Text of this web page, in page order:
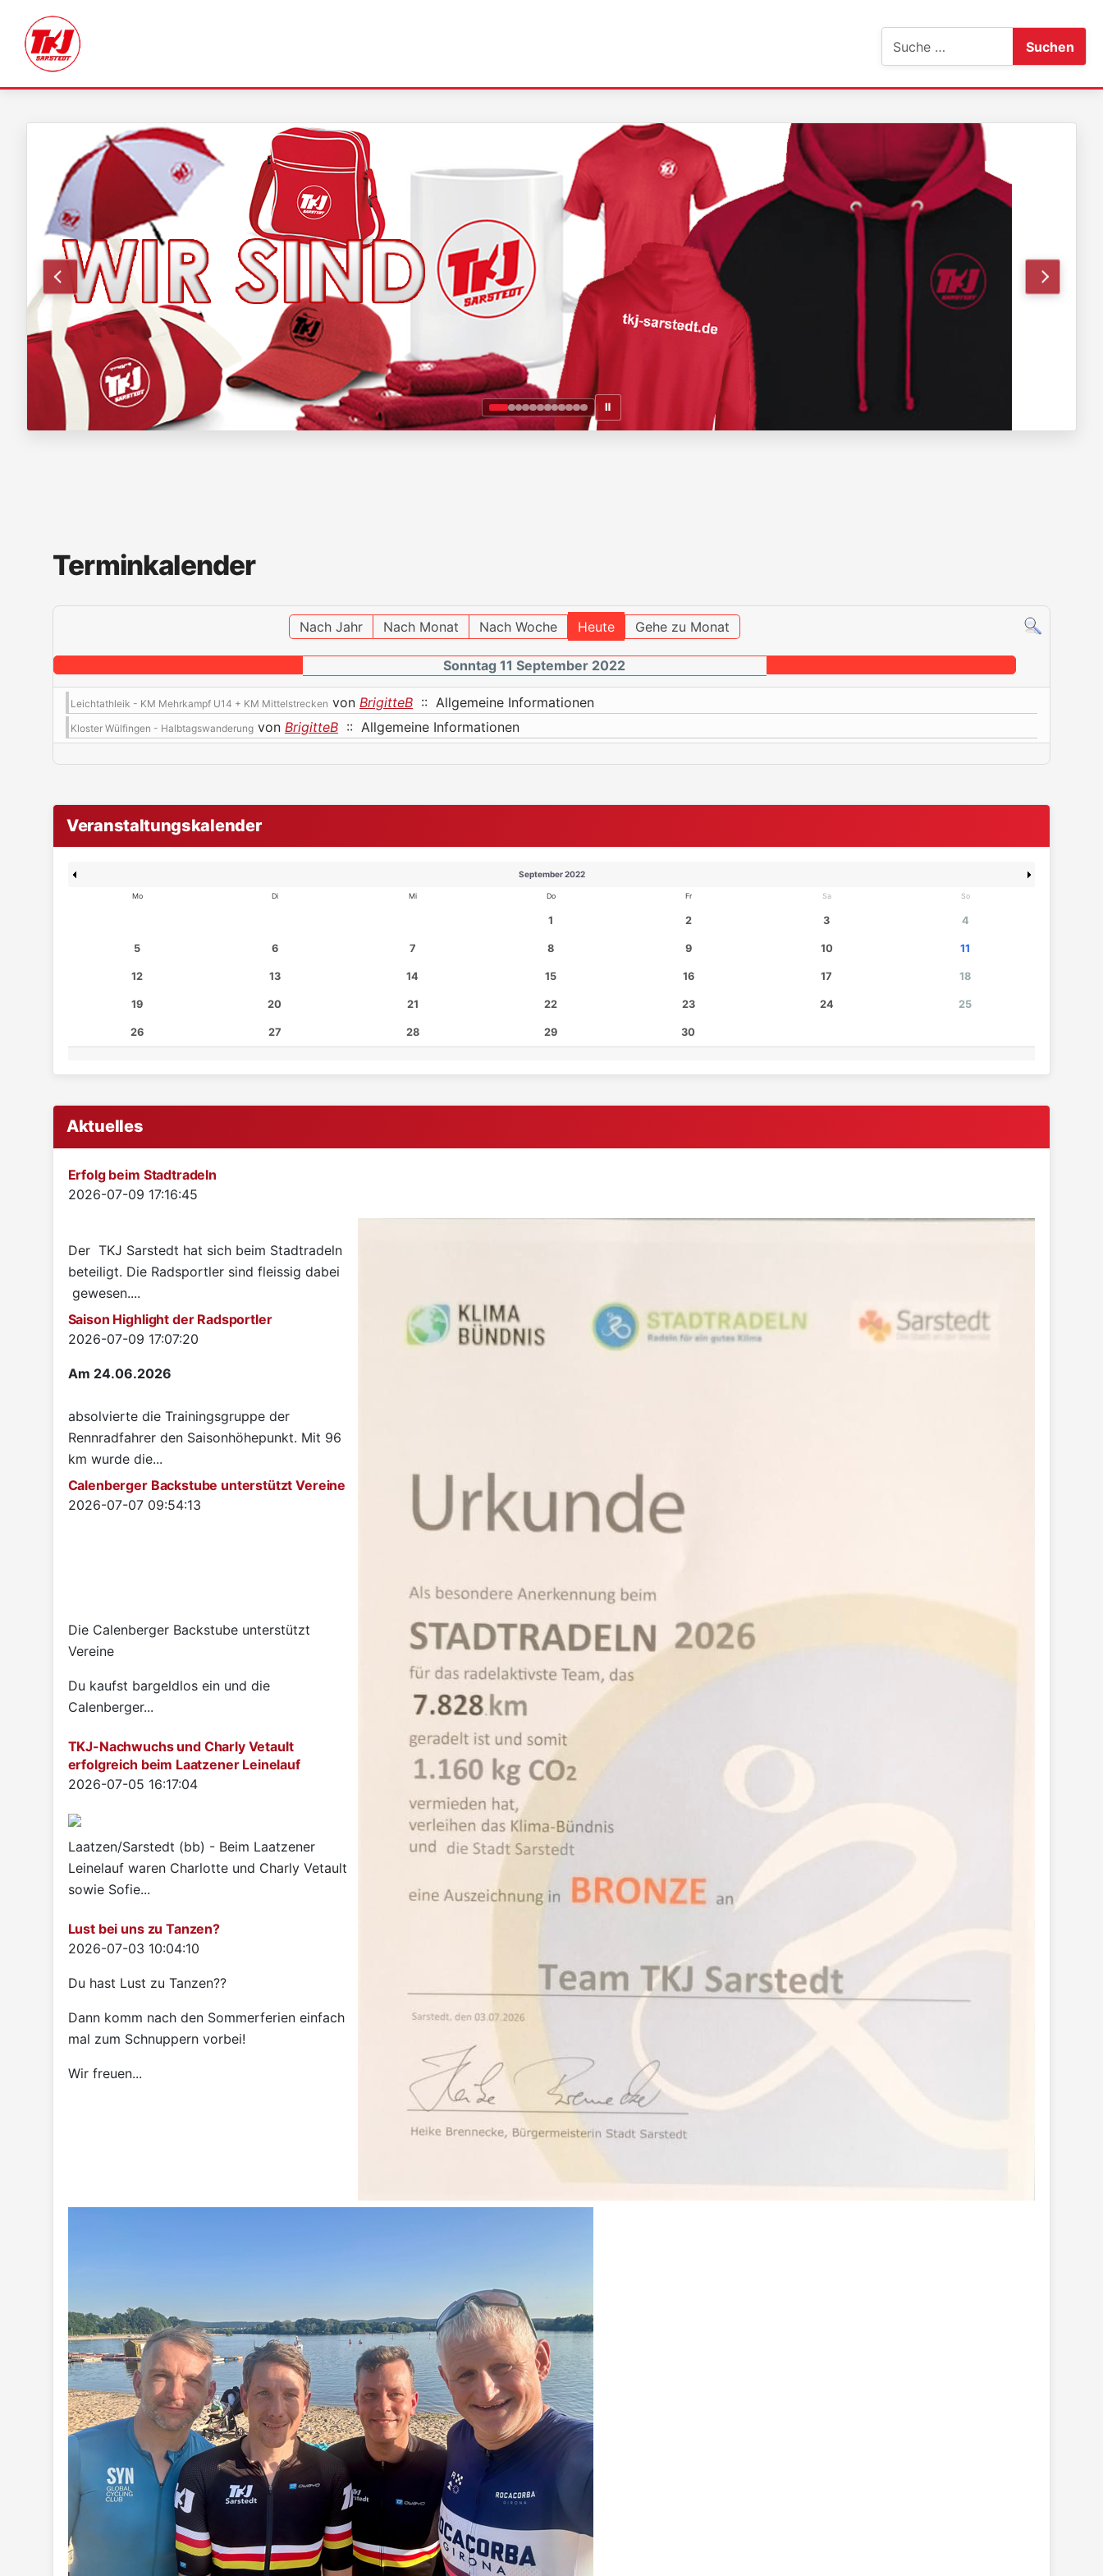
Suchen
Ⅱ
Terminkalender
Nach Jahr Nach Monat Nach Woche Heute Gehe zu Monat
Sonntag 11 September 2022
Leichtathleik - KM Mehrkampf U14 + KM Mittelstrecken von BrigitteB :: Allgemeine Informationen
Kloster Wülfingen - Halbtagswanderung von BrigitteB :: Allgemeine Informationen
Veranstaltungskalender
September 2022
Mo Di Mi Do Fr Sa So
1 2 3 4
5 6 7 8 9 10 11
12 13 14 15 16 17 18
19 20 21 22 23 24 25
26 27 28 29 30
Aktuelles
Erfolg beim Stadtradeln
Details
2026-07-09 17:16:45
Der TKJ Sarstedt hat sich beim Stadtradeln
beteiligt. Die Radsportler sind fleissig dabei
gewesen....
Saison Highlight der Radsportler
Details
2026-07-09 17:07:20
Am 24.06.2026
absolvierte die Trainingsgruppe der
Rennradfahrer den Saisonhöhepunkt. Mit 96
km wurde die...
Calenberger Backstube unterstützt Vereine
Details
2026-07-07 09:54:13
Die Calenberger Backstube unterstützt
Vereine
Du kaufst bargeldlos ein und die
Calenberger...
TKJ-Nachwuchs und Charly Vetault
erfolgreich beim Laatzener Leinelauf
Details
2026-07-05 16:17:04
Laatzen/Sarstedt (bb) - Beim Laatzener
Leinelauf waren Charlotte und Charly Vetault
sowie Sofie...
Lust bei uns zu Tanzen?
Details
2026-07-03 10:04:10
Du hast Lust zu Tanzen??
Dann komm nach den Sommerferien einfach
mal zum Schnuppern vorbei!
Wir freuen...